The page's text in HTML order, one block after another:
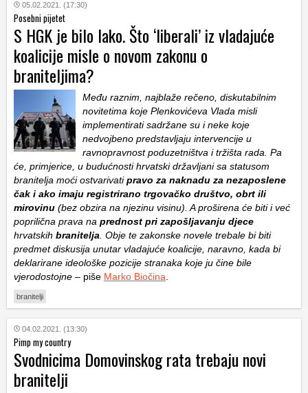
05.02.2021. (17:30)
Posebni pijetet
S HGK je bilo lako. Što ‘liberali’ iz vladajuće
koalicije misle o novom zakonu o
braniteljima?
Među raznim, najblaže rečeno, diskutabilnim
novitetima koje Plenkovićeva Vlada misli
implementirati sadržane su i neke koje
nedvojbeno predstavljaju intervencije u
ravnopravnost poduzetništva i tržišta rada. Pa
će, primjerice, u budućnosti hrvatski državljani sa statusom
branitelja moći ostvarivatipravo za naknadu za nezaposlene
čak i ako imaju registrirano trgovačko društvo, obrt ili
mirovinu (bez obzira na njezinu visinu). A proširena će biti i već
poprilična prava na prednost pri zapošljavanju djece
hrvatskih branitelja . Obje te zakonske novele trebale bi biti
predmet diskusija unutar vladajuće koalicije, naravno, kada bi
deklarirane ideološke pozicije stranaka koje ju čine bile
vjerodostojne – piše Marko Biočina
branitelji
04.02.2021. (13:30)
Pimp my country
Svodnicima Domovinskog rata trebaju novi
branitelji